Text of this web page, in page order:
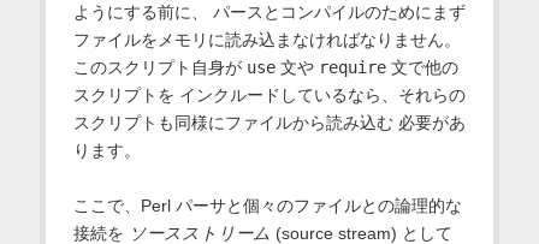
ようにする前に、 パースとコンパイルのためにまず
ファイルをメモリに読み込まなければなりません。
このスクリプト自身が use文や require文で他の
スクリプトを インクルードしているなら、それらの
スクリプトも同様にファイルから読み込む 必要があ
ります。
ここで、Perl パーサと個々のファイルとの論理的な
接続を ソースストリーム (source stream) として